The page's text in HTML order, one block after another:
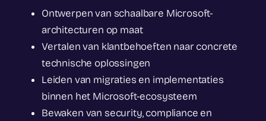
Ontwerpen van schaalbare Microsoft-
architecturen op maat
Vertalen van klantbehoeften naar concrete
technische oplossingen
Leiden van migraties en implementaties
binnen het Microsoft-ecosysteem
Bewaken van security, compliance en